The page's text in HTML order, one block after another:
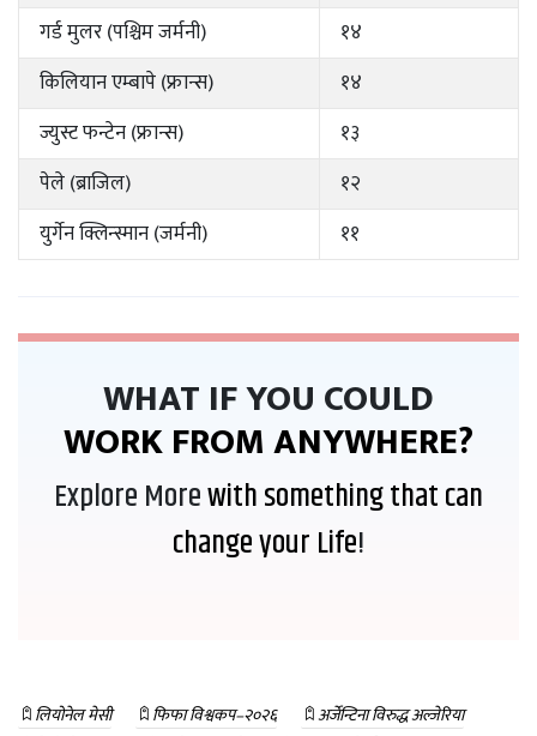
गर्ड मुलर (पश्चिम जर्मनी)
१४
किलियान एम्बापे (फ्रान्स)
१४
ज्युस्ट फन्टेन (फ्रान्स)
१३
पेले (ब्राजिल)
१२
युर्गेन क्लिन्स्मान (जर्मनी)
११
WHAT IF YOU COULD
WORK FROM ANYWHERE?
Explore Morewith something that can
change your Life!
लियोनेल मेसी फिफा विश्वकप–२०२६
अर्जेन्टिना विरुद्ध अल्जेरिया